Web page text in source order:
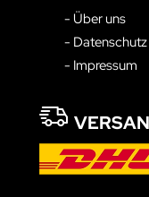
- Über uns
- Datenschutz
- Impressum